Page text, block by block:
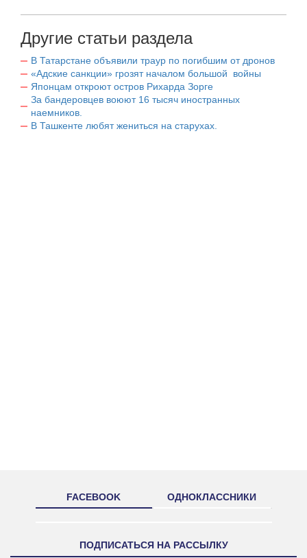
Другие статьи раздела
В Татарстане объявили траур по погибшим от дронов
«Адские санкции» грозят началом большой войны
Японцам откроют остров Рихарда Зорге
За бандеровцев воюют 16 тысяч иностранных
наемников.
В Ташкенте любят жениться на старухах.
FACEBOOK ОДНОКЛАССНИКИ
ПОДПИСАТЬСЯ НА РАССЫЛКУ